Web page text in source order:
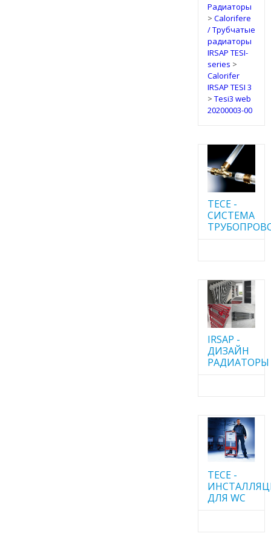
Радиаторы
> Calorifere
/ Трубчатые
радиаторы
IRSAP TESI-
series >
Calorifer
IRSAP TESI 3
> Tesi3 web
20200003-00
TECE -
CИСТЕМА
IRSAP -
ДИЗАЙН
РАДИАТОРЫ
TECE -
ДЛЯ WC